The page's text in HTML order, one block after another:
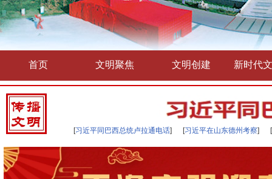
首页 文明聚焦 文明创建 新时代
[习近平同巴西总统卢拉通电话] [习近平在山东德州考察] [